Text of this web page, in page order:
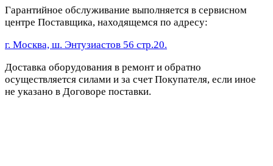
Гарантийное обслуживание выполняется в сервисном
центре Поставщика, находящемся по адресу:
г. Москва, ш. Энтузиастов 56 стр.20.
Доставка оборудования в ремонт и обратно
осуществляется силами и за счет Покупателя, если иное
не указано в Договоре поставки.